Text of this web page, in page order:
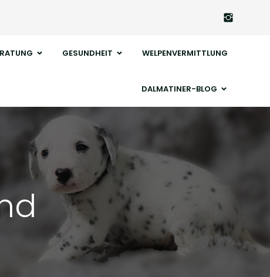
GESUNDHEIT WELPENVERMITTLUNG
DALMATINER-BLOG